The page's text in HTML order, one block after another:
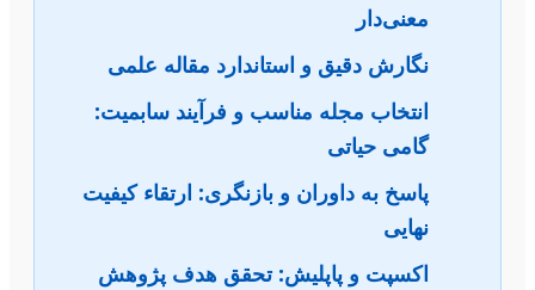
معنی‌دار
نگارش دقیق و استاندارد مقاله علمی
انتخاب مجله مناسب و فرآیند سابمیت:
گامی حیاتی
پاسخ به داوران و بازنگری: ارتقاء کیفیت
نهایی
اکسپت و پاپلیش: تحقق هدف پژوهش